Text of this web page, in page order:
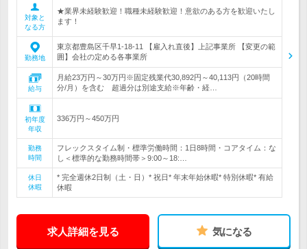
対象と
なる方
★業界未経験歓迎！職種未経験歓迎！意欲のある方を歓迎いたし
ます！
勤務地
東京都豊島区千早1-18-11 【雇入れ直後】上記事業所 【変更の範
囲】会社の定める各事業所
給与
月給23万円～30万円※固定残業代30,892円～40,113円（20時間
分/月）を含む 超過分は別途支給※年齢・経…
初年度
年収
336万円～450万円
勤務
時間
フレックスタイム制・標準労働時間：1日8時間・コアタイム：な
し＜標準的な勤務時間帯＞9:00～18:…
休日
休暇
* 完全週休2日制（土・日）* 祝日* 年末年始休暇* 特別休暇* 有給
休暇
求人詳細を見る 気になる